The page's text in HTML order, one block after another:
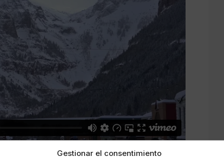
Gestionar el consentimiento